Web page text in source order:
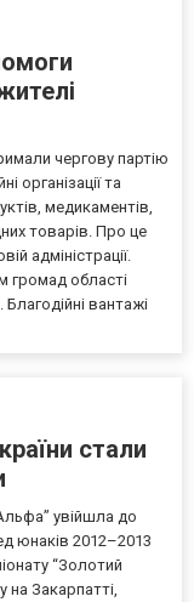
чергову партію
організації та
медикаментів,
товарів. Про це
адміністрації.
громад області
вантажі
стали
увійшла до
юнаків 2012–2013
“Золотий
Закарпатті,